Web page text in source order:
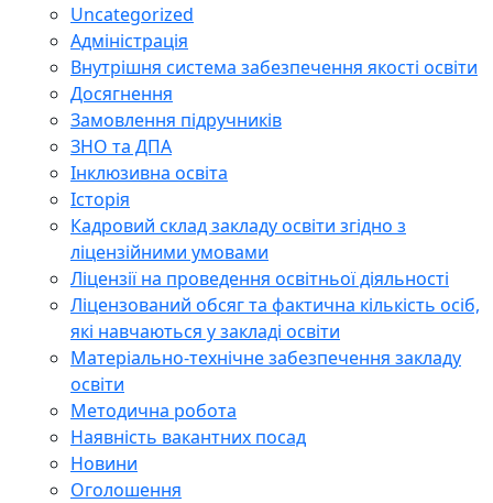
Uncategorized
Адміністрація
Внутрішня система забезпечення якості освіти
Досягнення
Замовлення підручників
ЗНО та ДПА
Інклюзивна освіта
Історія
Кадровий склад закладу освіти згідно з
ліцензійними умовами
Ліцензії на проведення освітньої діяльності
Ліцензований обсяг та фактична кількість осіб,
які навчаються у закладі освіти
Матеріально-технічне забезпечення закладу
освіти
Методична робота
Наявність вакантних посад
Новини
Оголошення